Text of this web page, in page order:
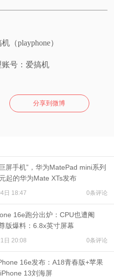
（playphone）
号：爱搞机
分享到微博
屏手机”，华为MatePad mini系列
起的华为Mate XTs发布
日 18:47 0条评论
16e跑分出炉：CPU也遭阉
版爆料：6.8x英寸屏幕
池
日 20:08 0条评论
16e发布：A18青春版+苹果
13刘海屏